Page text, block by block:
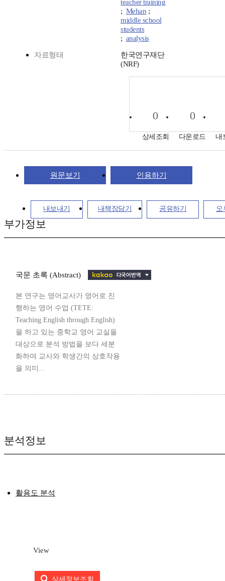
teacher training
; Mehan ;
middle school
students
; analysis
자료형태
한국연구재단
(NRF)
0
상세조회
0
다운로드 내
원문보기 인용하기
내보내기 내책장담기 공유하기 오
부가정보
국문 초록 (Abstract)
본 연구는 영어교사가 영어로 진
행하는 영어 수업 (TETE:
Teaching English through English)
을 하고 있는 중학교 영어 교실을
대상으로 분석 방법을 보다 세분
화하여 교사와 학생간의 상호작용
을 의미...
분석정보
활용도 분석
View
상세정보조회